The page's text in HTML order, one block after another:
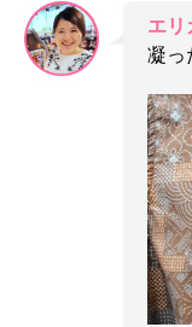
エリ
凝っ